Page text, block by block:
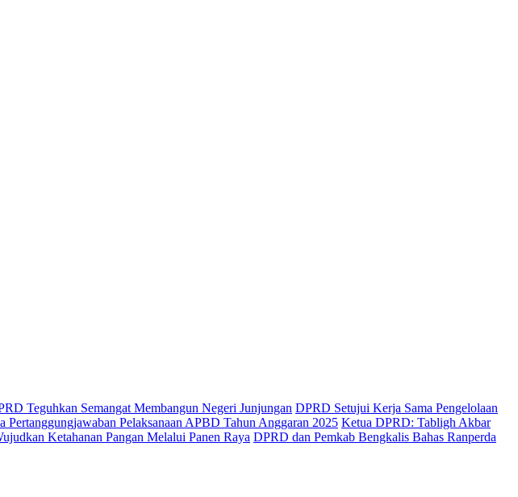
Teguhkan Semangat Membangun Negeri Junjungan DPRD Setujui Kerja Sama Pengelolaan
Pelaksanaan APBD Tahun Anggaran 2025 Ketua DPRD: Tabligh Akbar
Ketahanan Pangan Melalui Panen Raya DPRD dan Pemkab Bengkalis Bahas Ranperda